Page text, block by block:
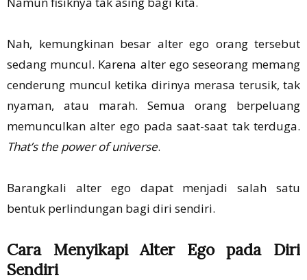
Nah, kemungkinan besar alter ego orang tersebut
sedang muncul. Karena alter ego seseorang memang
cenderung muncul ketika dirinya merasa terusik, tak
nyaman, atau marah. Semua orang berpeluang
memunculkan alter ego pada saat-saat tak terduga.
That’s the power of universe.
Barangkali alter ego dapat menjadi salah satu
bentuk perlindungan bagi diri sendiri.
Cara Menyikapi Alter Ego pada Diri
Sendiri